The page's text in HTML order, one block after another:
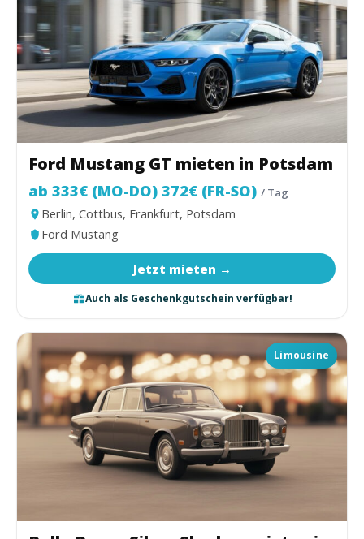
Ford Mustang GT mieten in Potsdam
ab 333€ (MO-DO) 372€ (FR-SO) / Tag
Berlin, Cottbus, Frankfurt, Potsdam
Ford Mustang
Jetzt mieten →
Auch als Geschenkgutschein verfügbar!
Limousine